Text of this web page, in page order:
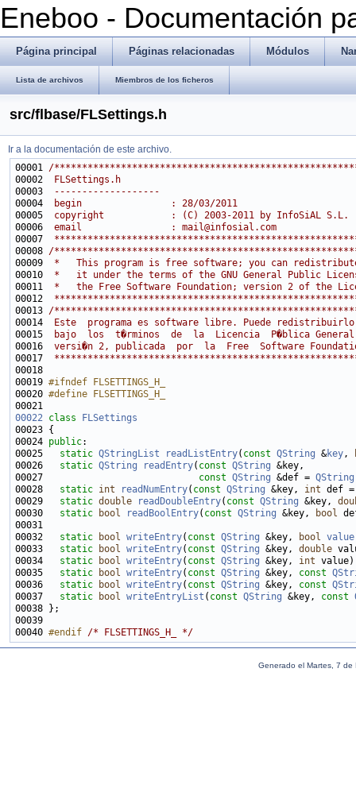
Eneboo - Documentación
Página principal Páginas relacionadas Módulos
Lista de archivos Miembros de los ficheros
src/flbase/FLSettings.h
Ir a la documentación de este archivo.
00001 /
00002
FLSettings.h
00003
-------------------
00004
begin                : 28/03/2011
00005
copyright            : (C) 2003-2011 by InfoSiAL S.L.
00006
email                : mail@infosial.com
00007
00008 /
00009
*   This program is free software; you can
00010
*   it under the terms of the GNU General Public
00011
*   the Free Software Foundation; version 2 of
00012
00013 /
00014
Este  programa es software libre. Puede
00015
bajo  los  t�rminos  de  la  Licencia  P�blica General
00016
versi�n 2, publicada  por  la  Free  Software
00017
00019 #ifndef FLSETTINGS_H_
00020 #define FLSETTINGS_H_
00021
00022 class
FLSettings
00024 public
00025 static QStringList readListEntry( const QString &key,
00026 static QString readEntry( const QString
00027 const QString &def =
00028 static int readNumEntry( const QString &key, int def
00029 static double readDoubleEntry( const QString &key,
00030 static bool readBoolEntry( const QString &key, bool
00032 static bool writeEntry( const QString &key, bool value
00033 static bool writeEntry( const QString &key, double
00034 static bool writeEntry( const QString &key, int
00035 static bool writeEntry( const QString &key, const
00036 static bool writeEntry( const QString &key, const
00037 static bool writeEntryList ( const QString &key, const
00040 #endif /* FLSETTINGS_H_ */
Generado el Martes, 7